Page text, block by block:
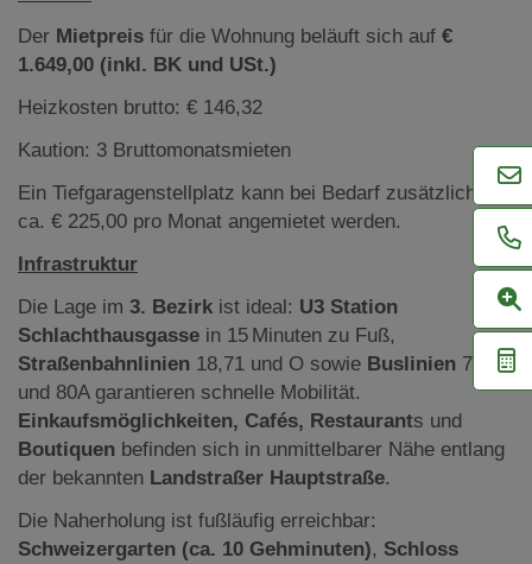
Der Mietpreis für die Wohnung beläuft sich auf €
1.649,00 (inkl. BK und USt.)
Heizkosten brutto: € 146,32
Kaution: 3 Bruttomonatsmieten
Ein Tiefgaragenstellplatz kann bei Bedarf zusätzlich für
ca. € 225,00 pro Monat angemietet werden.
Infrastruktur
Die Lage im 3. Bezirk ist ideal: U3 Station
Schlachthausgasse in 15 Minuten zu Fuß,
Straßenbahnlinien 18,71 und O sowie Buslinien 74A
und 80A garantieren schnelle Mobilität.
Einkaufsmöglichkeiten, Cafés, Restaurants und
Boutiquen befinden sich in unmittelbarer Nähe entlang
der bekannten Landstraßer Hauptstraße.
Die Naherholung ist fußläufig erreichbar:
Schweizergarten (ca. 10 Gehminuten), Schloss